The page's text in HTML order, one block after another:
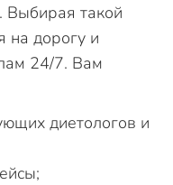
Выбирая такой
на дорогу и
24/7. Вам
диетологов и